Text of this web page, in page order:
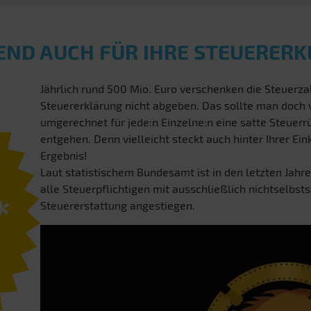
AUCH FÜR IHRE
Jährlich rund 500 Mio. Euro verschenken die
Steuererklärung nicht abgeben. Das sollte man
umgerechnet für jede:n Einzelne:n eine satte
entgehen. Denn vielleicht steckt auch hinter Ihrer
Ergebnis!
Laut statistischem Bundesamt ist in den letzten
alle Steuerpflichtigen mit ausschließlich
Steuererstattung angestiegen.